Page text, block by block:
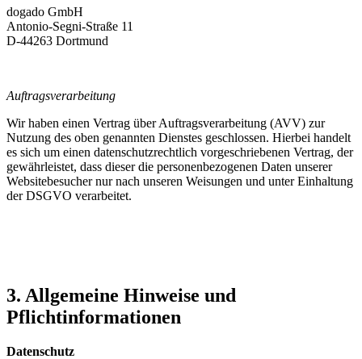
dogado GmbH
Antonio-Segni-Straße 11
D-44263 Dortmund
Auftragsverarbeitung
Wir haben einen Vertrag über Auftragsverarbeitung (AVV) zur
Nutzung des oben genannten Dienstes geschlossen. Hierbei handelt
es sich um einen datenschutzrechtlich vorgeschriebenen Vertrag, der
gewährleistet, dass dieser die personenbezogenen Daten unserer
Websitebesucher nur nach unseren Weisungen und unter Einhaltung
der DSGVO verarbeitet.
3. Allgemeine Hinweise und
Pflichtinformationen
Datenschutz